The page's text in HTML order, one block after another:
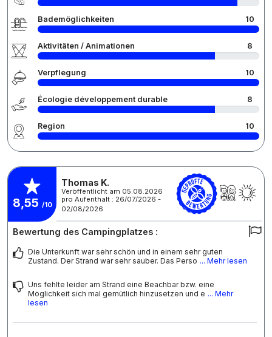
Bademöglichkeiten 10
Aktivitäten / Animationen 8
Verpflegung 10
Écologie développement durable 8
Region 10
8,55 /10
Thomas K.
Veröffentlicht am 05.08.2026
pro Aufenthalt : 26/07/2026 -
02/08/2026
Bewertung des Campingplatzes :
Die Unterkunft war sehr schön und in einem sehr guten
Zustand. Der Strand war sehr sauber. Das Perso ... Mehr lesen
Uns fehlte leider am Strand eine Beachbar bzw. eine
Möglichkeit sich mal gemütlich hinzusetzen und e ... Mehr
lesen